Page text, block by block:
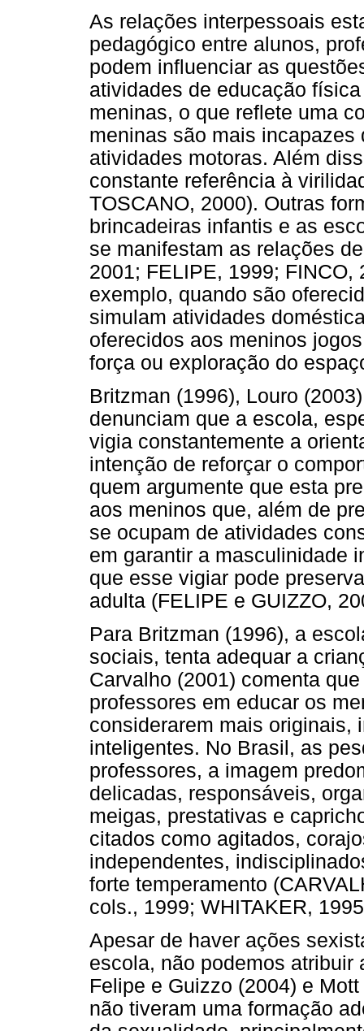
As relações interpessoais
pedagógico entre alunos,
podem influenciar as
atividades de educação
meninas, o que reflete uma
meninas são mais
atividades motoras. Além
constante referência à
TOSCANO, 2000). Outras
brincadeiras infantis e as
se manifestam as relações
2001; FELIPE, 1999; FINCO,
exemplo, quando são
simulam atividades
oferecidos aos meninos
força ou exploração do
Britzman (1996), Louro
denunciam que a escola,
vigia constantemente a
intenção de reforçar o
quem argumente que esta
aos meninos que, além de
se ocupam de atividades
em garantir a masculinidade
que esse vigiar pode
adulta (FELIPE e GUIZZO,
Para Britzman (1996), a
sociais, tenta adequar a
Carvalho (2001) comenta
professores em educar os
considerarem mais originais,
inteligentes. No Brasil, as
professores, a imagem
delicadas, responsáveis,
meigas, prestativas e
citados como agitados,
independentes,
forte temperamento
cols., 1999; WHITAKER,
Apesar de haver ações
escola, não podemos atribuir
Felipe e Guizzo (2004) e
não tiveram uma formação